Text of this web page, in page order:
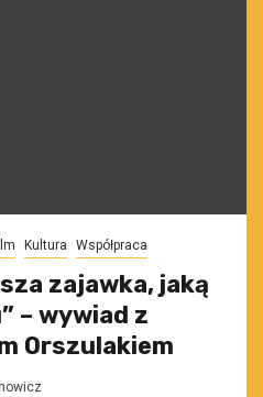
Kultura Współpraca
zajawka, jaką
– wywiad z
Orszulakiem